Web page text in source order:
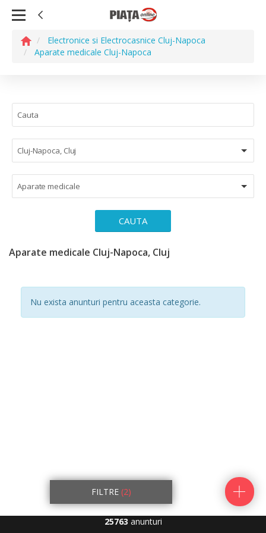
Electronice si Electrocasnice Cluj-Napoca
Aparate medicale Cluj-Napoca
Cluj-Napoca, Cluj
Aparate medicale
CAUTA
Aparate medicale Cluj-Napoca, Cluj
Nu exista anunturi pentru aceasta categorie.
FILTRE (2)
25763 anunturi